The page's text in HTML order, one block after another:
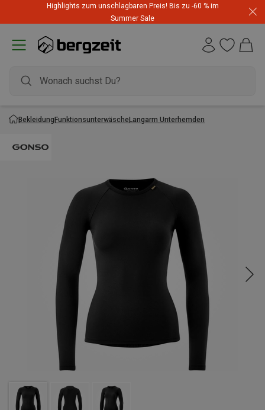
Highlights zum unschlagbaren Preis! Bis zu -60 % im
Summer Sale
BekleidungFunktionsunterwäscheLangarm Unterhemden